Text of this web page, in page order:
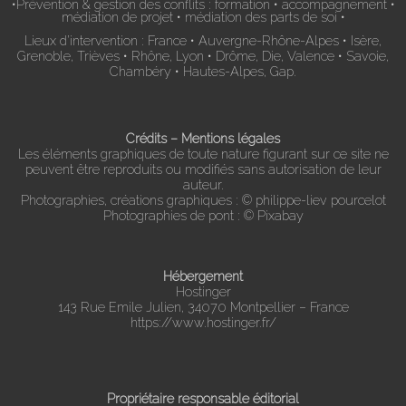
•Prévention & gestion des conflits : formation • accompagnement •
médiation de projet • médiation des parts de soi •
Lieux d’intervention : France • Auvergne-Rhône-Alpes • Isère,
Grenoble, Trièves • Rhône, Lyon • Drôme, Die, Valence • Savoie,
Chambéry • Hautes-Alpes, Gap.
Crédits – Mentions légales
Les éléments graphiques de toute nature figurant sur ce site ne
peuvent être reproduits ou modifiés sans autorisation de leur
auteur.
Photographies, créations graphiques : © philippe-liev pourcelot
Photographies de pont : © Pixabay
Hébergement
Hostinger
143 Rue Emile Julien, 34070 Montpellier – France
https://www.hostinger.fr/
Propriétaire responsable éditorial